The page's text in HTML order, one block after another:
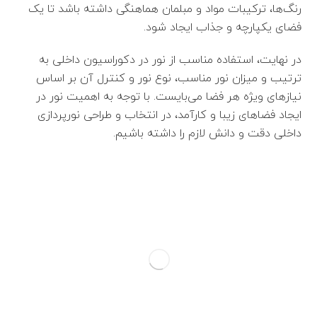
رنگ‌ها، ترکیبات مواد و مبلمان هماهنگی داشته باشد تا یک
فضای یکپارچه و جذاب ایجاد شود.
در نهایت، استفاده مناسب از نور در دکوراسیون داخلی به
ترتیب و میزان نور مناسب، نوع نور و کنترل آن بر اساس
نیازهای ویژه هر فضا می‌بایست. با توجه به اهمیت نور در
ایجاد فضاهای زیبا و کارآمد، در انتخاب و طراحی نورپردازی
داخلی دقت و دانش لازم را داشته باشیم.